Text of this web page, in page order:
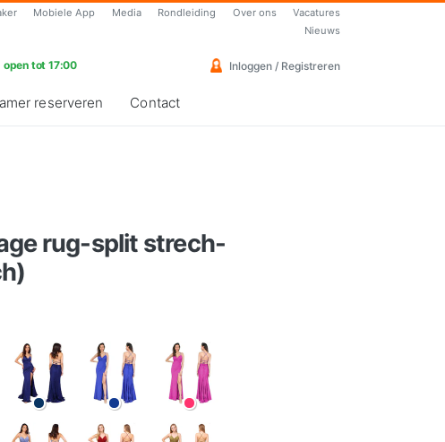
Mobiele App Media Rondleiding Over ons
Vacatures
Nieuws
open tot 17:00 Inloggen / Registreren
reserveren Contact
rug-split strech-